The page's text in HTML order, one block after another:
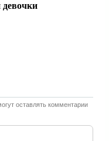
девочки
оставлять комментарии